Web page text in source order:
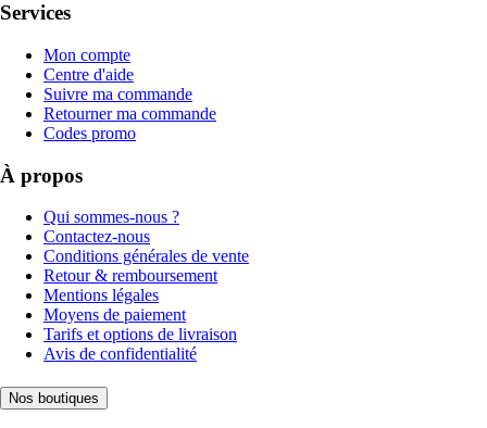
Services
Mon compte
Centre d'aide
Suivre ma commande
Retourner ma commande
Codes promo
À propos
Qui sommes-nous ?
Contactez-nous
Conditions générales de vente
Retour & remboursement
Mentions légales
Moyens de paiement
Tarifs et options de livraison
Avis de confidentialité
Nos boutiques